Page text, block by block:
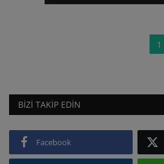
1
BIZI TAKIP EDIN
Facebook